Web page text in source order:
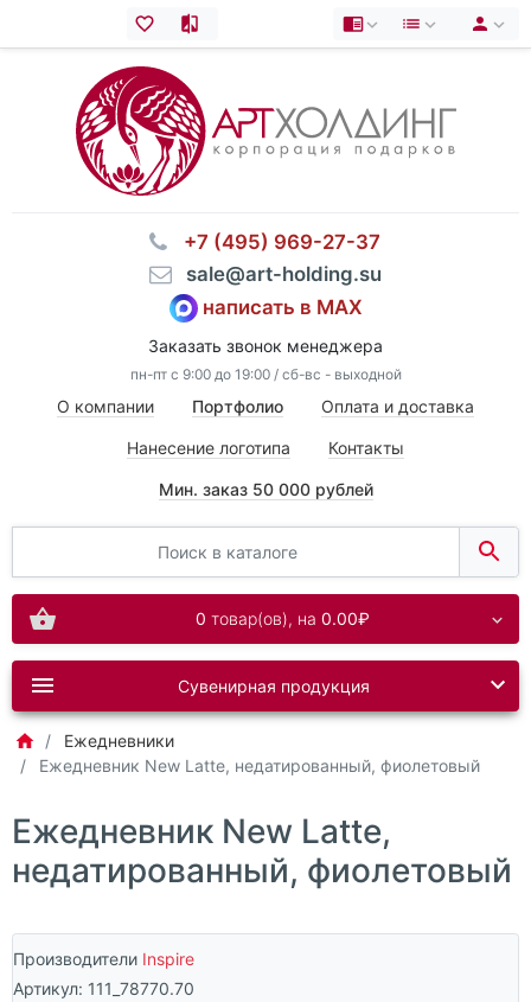
⠀+7 (495) 969-27-37
⠀sale@art-holding.su
написать в MAX
Заказать звонок менеджера
пн-пт с 9:00 до 19:00 / сб-вс - выходной
О компании Портфолио Оплата и доставка
Нанесение логотипа Контакты
Мин. заказ 50 000 рублей
0 товар(ов), на 0.00₽
Сувенирная продукция
Ежедневники
Ежедневник New Latte, недатированный, фиолетовый
Ежедневник New Latte,
недатированный, фиолетовый
Производители Inspire
Артикул: 111_78770.70